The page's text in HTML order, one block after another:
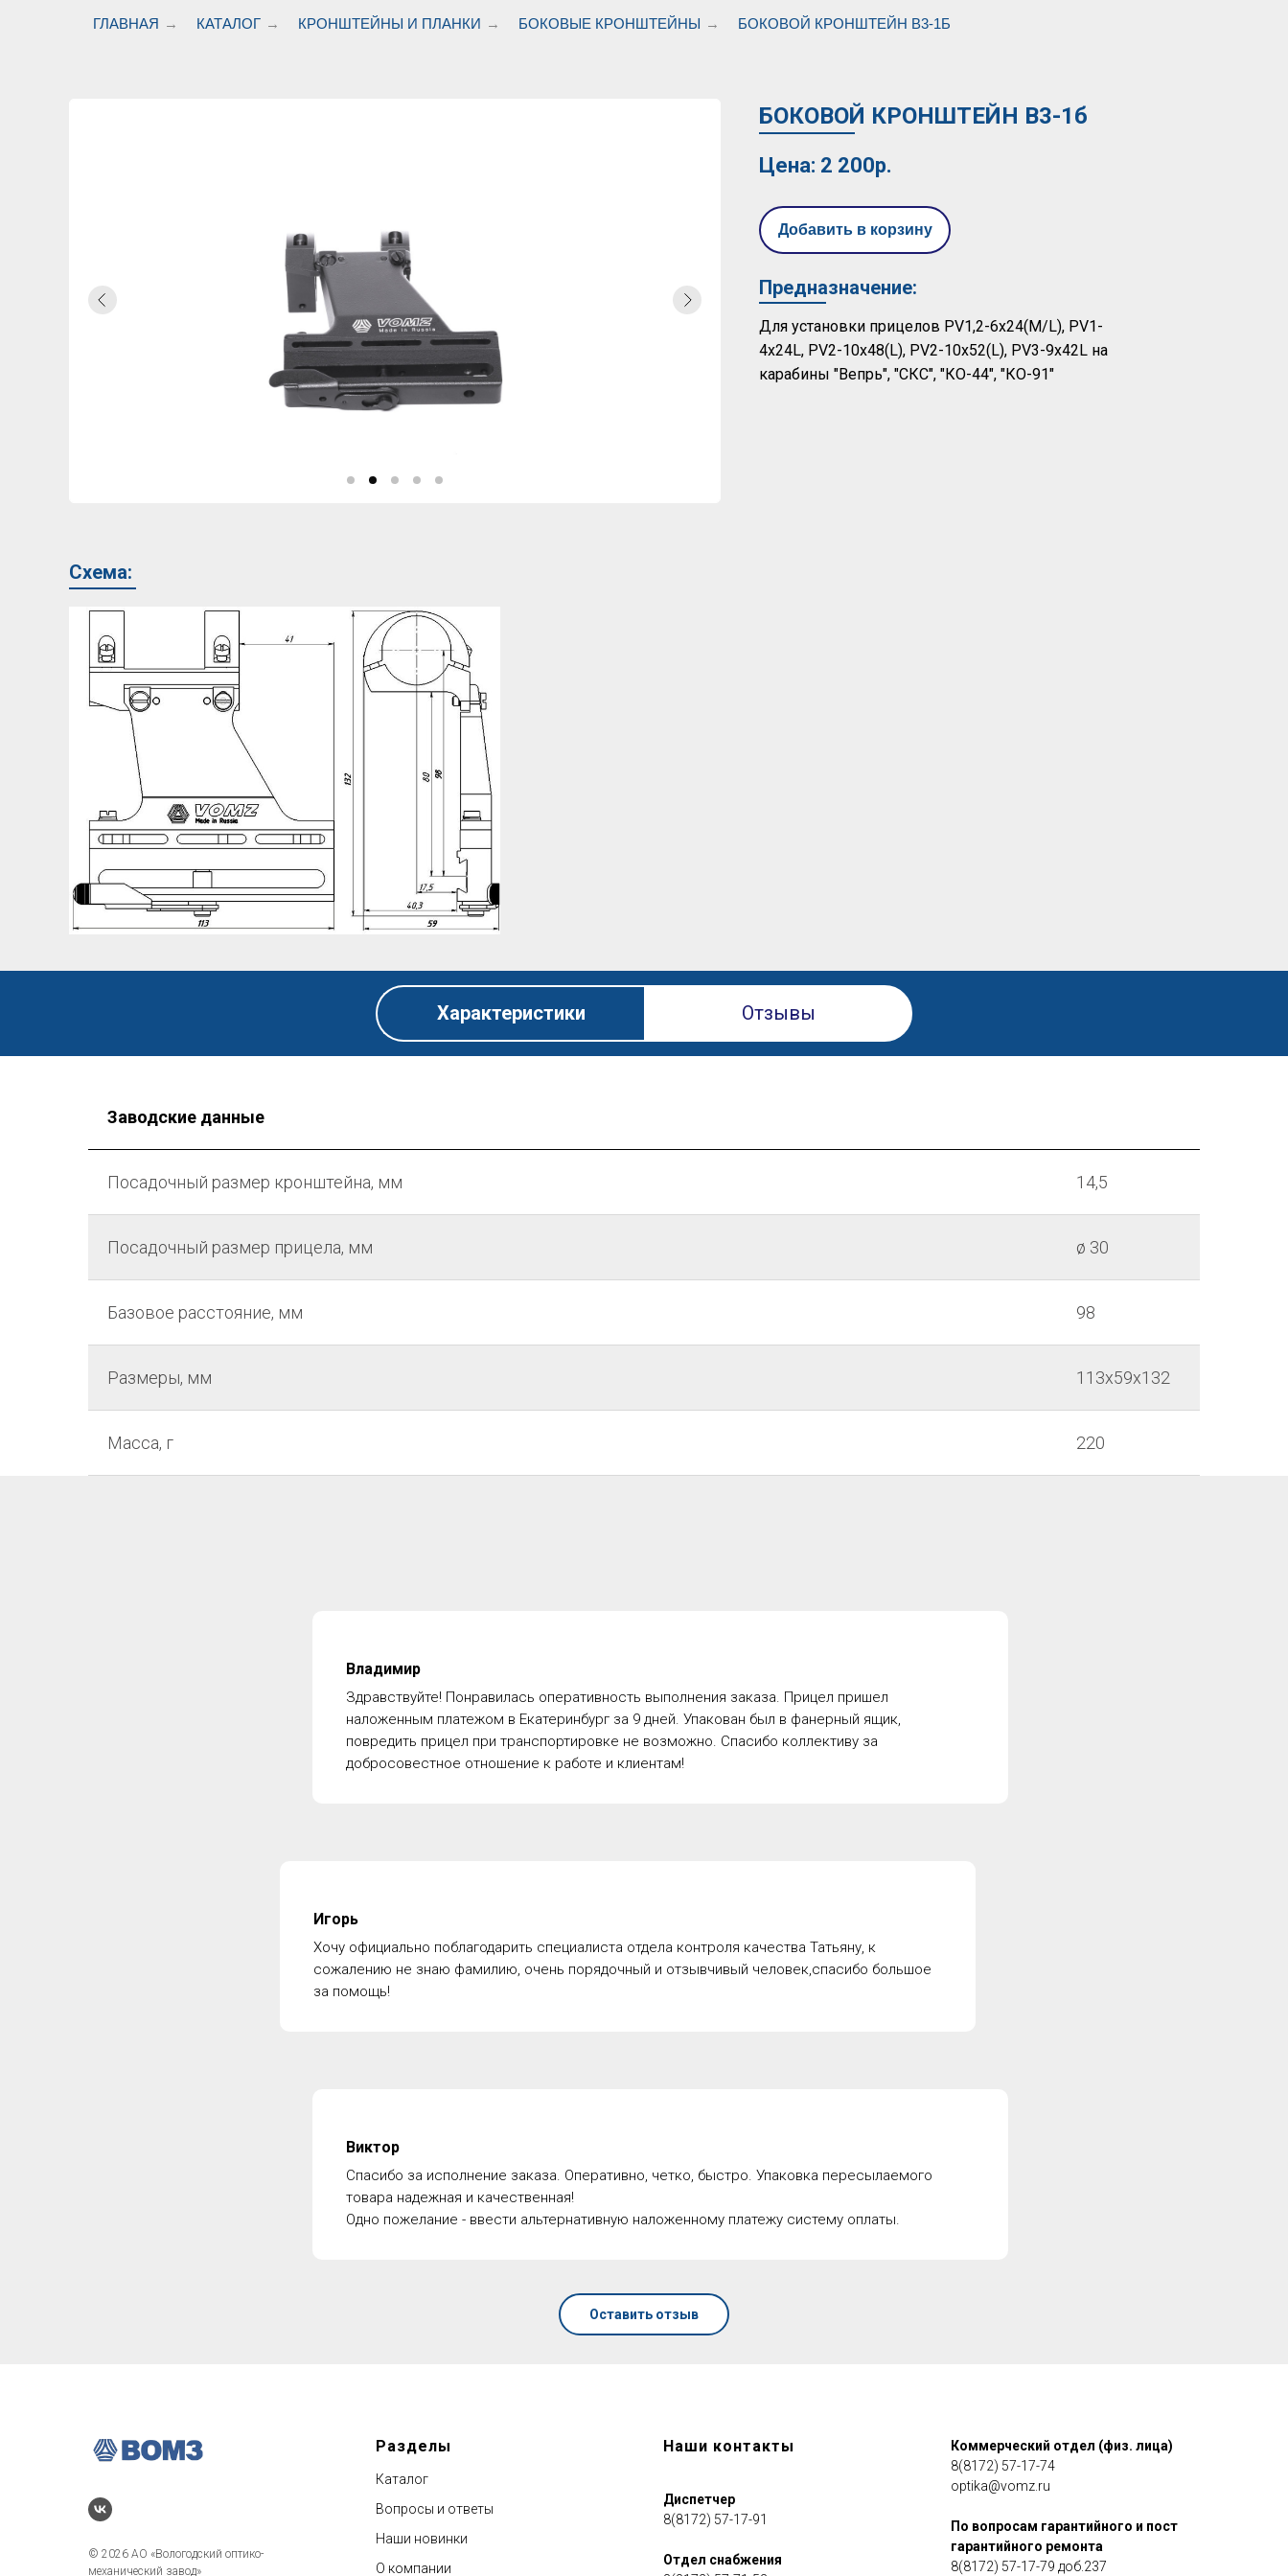
ГЛАВНАЯ → КАТАЛОГ → КРОНШТЕЙНЫ И ПЛАНКИ → БОКОВЫЕ КРОНШТЕЙНЫ → БОКОВОЙ КРОНШТЕЙН В3-1Б
БОКОВОЙ КРОНШТЕЙН В3-1б
Добавить в корзину
Предназначение:
Для установки прицелов PV1,2-6х24(М/L), PV1-
4х24L, PV2-10x48(L), PV2-10x52(L), PV3-9х42L на
карабины "Вепрь", "СКС", "КО-44", "КО-91"
Цена: 2 200р.
Схема:
Характеристики Отзывы
Заводские данные
Посадочный размер кронштейна, мм 14,5
Посадочный размер прицела, мм ø 30
Базовое расстояние, мм 98
Размеры, мм 113х59х132
Масса, г 220
Владимир
Здравствуйте! Понравилась оперативность выполнения заказа. Прицел пришел
наложенным платежом в Екатеринбург за 9 дней. Упакован был в фанерный ящик,
повредить прицел при транспортировке не возможно. Спасибо коллективу за
добросовестное отношение к работе и клиентам!
Игорь
Хочу официально поблагодарить специалиста отдела контроля качества Татьяну, к
сожалению не знаю фамилию, очень порядочный и отзывчивый человек,спасибо большое
за помощь!
Виктор
Спасибо за исполнение заказа. Оперативно, четко, быстро. Упаковка пересылаемого
товара надежная и качественная!
Одно пожелание - ввести альтернативную наложенному платежу систему оплаты.
Оставить отзыв
© 2026 АО «Вологодский оптико-
механический завод»
Разделы
Каталог
Вопросы и ответы
Наши новинки
О компании
Наши контакты
Диспетчер
8(8172) 57-17-91
Отдел снабжения
Коммерческий отдел (физ. лица)
8(8172) 57-17-74
optika@vomz.ru
По вопросам гарантийного и пост
гарантийного ремонта
8(8172) 57-17-79 доб.237
ГОРЯЧАЯ ЛИНИЯ по противодействию